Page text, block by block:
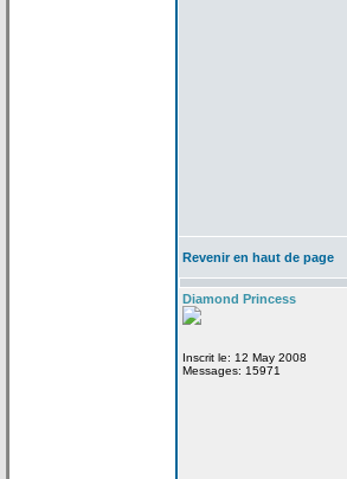
Revenir en haut de page
Diamond Princess
Inscrit le: 12 May 2008
Messages: 15971